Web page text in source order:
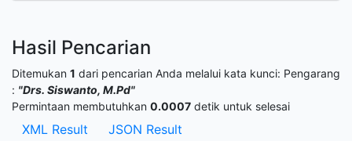
Hasil Pencarian
Ditemukan 1 dari pencarian Anda melalui kata kunci: Pengarang
: "Drs. Siswanto, M.Pd"
Permintaan membutuhkan 0.0007 detik untuk selesai
XML Result JSON Result